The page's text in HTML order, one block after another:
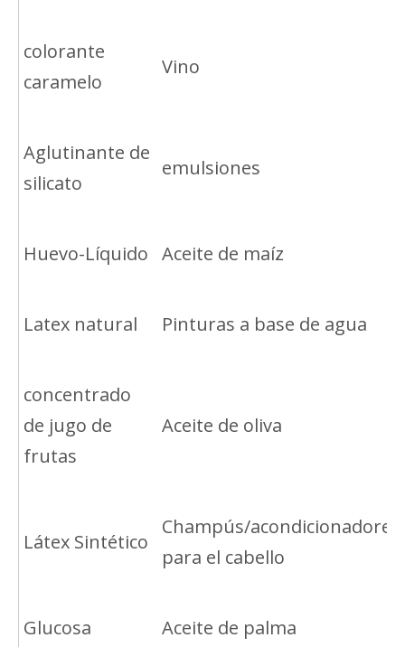
colorante
caramelo
Vino
Aglutinante de
silicato
emulsiones
Huevo-Líquido Aceite de maíz
Latex natural Pinturas a base de agua
concentrado
de jugo de
frutas
Aceite de oliva
Látex Sintético
Champús/acondicionadores
para el cabello
Glucosa Aceite de palma